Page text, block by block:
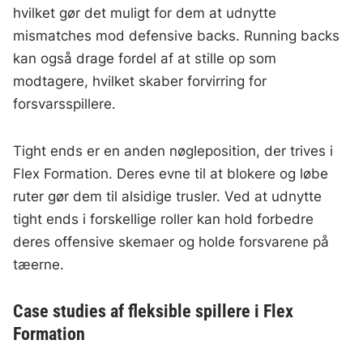
hvilket gør det muligt for dem at udnytte
mismatches mod defensive backs. Running backs
kan også drage fordel af at stille op som
modtagere, hvilket skaber forvirring for
forsvarsspillere.
Tight ends er en anden nøgleposition, der trives i
Flex Formation. Deres evne til at blokere og løbe
ruter gør dem til alsidige trusler. Ved at udnytte
tight ends i forskellige roller kan hold forbedre
deres offensive skemaer og holde forsvarene på
tæerne.
Case studies af fleksible spillere i Flex
Formation